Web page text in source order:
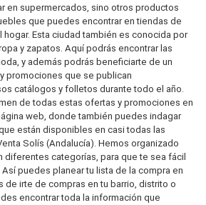
en supermercados, sino otros productos
que puedes encontrar en tiendas de
Esta ciudad también es conocida por
y zapatos. Aquí podrás encontrar las
y además podrás beneficiarte de un
promociones que se publican
catálogos y folletos durante todo el año.
de todas estas ofertas y promociones en
web, donde también puedes indagar
están disponibles en casi todas las
Solís (Andalucía). Hemos organizado
diferentes categorías, para que te sea fácil
puedes planear tu lista de la compra en
de irte de compras en tu barrio, distrito o
encontrar toda la información que